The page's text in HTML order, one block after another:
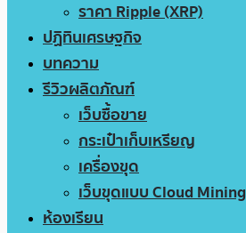
ราคา Ripple (XRP)
ปฏิทินเศรษฐกิจ
บทความ
รีวิวผลิตภัณฑ์
เว็บซื้อขาย
กระเป๋าเก็บเหรียญ
เครื่องขุด
เว็บขุดแบบ Cloud Mining
ห้องเรียน